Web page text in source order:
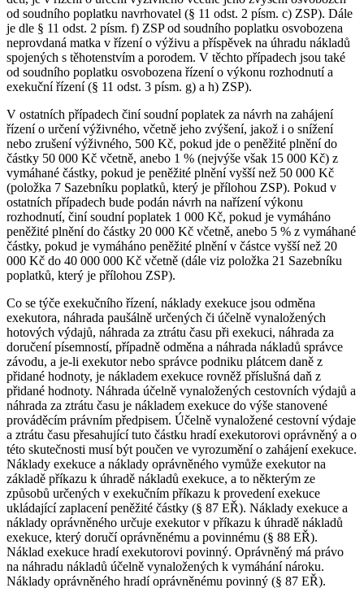
od soudního poplatku navrhovatel (§ 11 odst. 2 písm. c) ZSP). Dále
je dle § 11 odst. 2 písm. f) ZSP od soudního poplatku osvobozena
neprovdaná matka v řízení o výživu a příspěvek na úhradu nákladů
spojených s těhotenstvím a porodem. V těchto případech jsou také
od soudního poplatku osvobozena řízení o výkonu rozhodnutí a
exekuční řízení (§ 11 odst. 3 písm. g) a h) ZSP).
V ostatních případech činí soudní poplatek za návrh na zahájení
řízení o určení výživného, včetně jeho zvýšení, jakož i o snížení
nebo zrušení výživného, 500 Kč, pokud jde o peněžité plnění do
částky 50 000 Kč včetně, anebo 1 % (nejvýše však 15 000 Kč) z
vymáhané částky, pokud je peněžité plnění vyšší než 50 000 Kč
(položka 7 Sazebníku poplatků, který je přílohou ZSP). Pokud v
ostatních případech bude podán návrh na nařízení výkonu
rozhodnutí, činí soudní poplatek 1 000 Kč, pokud je vymáháno
peněžité plnění do částky 20 000 Kč včetně, anebo 5 % z vymáhané
částky, pokud je vymáháno peněžité plnění v částce vyšší než 20
000 Kč do 40 000 000 Kč včetně (dále viz položka 21 Sazebníku
poplatků, který je přílohou ZSP).
Co se týče exekučního řízení, náklady exekuce jsou odměna
exekutora, náhrada paušálně určených či účelně vynaložených
hotových výdajů, náhrada za ztrátu času při exekuci, náhrada za
doručení písemností, případně odměna a náhrada nákladů správce
závodu, a je-li exekutor nebo správce podniku plátcem daně z
přidané hodnoty, je nákladem exekuce rovněž příslušná daň z
přidané hodnoty. Náhrada účelně vynaložených cestovních výdajů a
náhrada za ztrátu času je nákladem exekuce do výše stanovené
prováděcím právním předpisem. Účelně vynaložené cestovní výdaje
a ztrátu času přesahující tuto částku hradí exekutorovi oprávněný a o
této skutečnosti musí být poučen ve vyrozumění o zahájení exekuce.
Náklady exekuce a náklady oprávněného vymůže exekutor na
základě příkazu k úhradě nákladů exekuce, a to některým ze
způsobů určených v exekučním příkazu k provedení exekuce
ukládající zaplacení peněžité částky (§ 87 EŘ). Náklady exekuce a
náklady oprávněného určuje exekutor v příkazu k úhradě nákladů
exekuce, který doručí oprávněnému a povinnému (§ 88 EŘ).
Náklad exekuce hradí exekutorovi povinný. Oprávněný má právo
na náhradu nákladů účelně vynaložených k vymáhání nároku.
Náklady oprávněného hradí oprávněnému povinný (§ 87 EŘ).